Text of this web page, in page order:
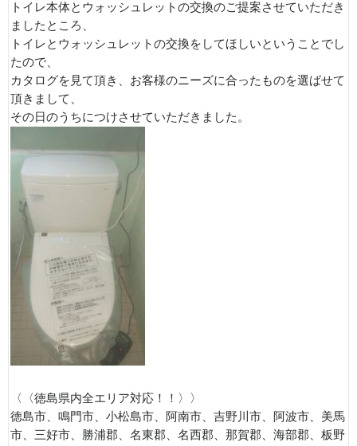
トイレ本体とウォッシュレットの交換のご提案させていただき
ましたところ、
トイレとウォッシュレットの交換をしてほしいということでし
たので、
カタログを見て頂き、お客様のニーズに合ったものを選ばせて
頂きまして、
その日のうちにつけさせていただきました。
〈〈徳島県内全エリア対応！！〉〉
徳島市、鳴門市、小松島市、阿南市、吉野川市、阿波市、美馬
市、三好市、勝浦郡、名東郡、名西郡、那賀郡、海部郡、板野